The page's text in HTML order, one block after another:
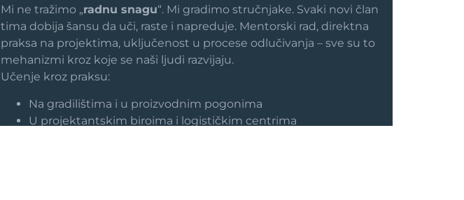
Mi ne tražimo „radnu snagu“. Mi gradimo stručnjake. Svaki novi član
tima dobija šansu da uči, raste i napreduje. Mentorski rad, direktna
praksa na projektima, uključenost u procese odlučivanja – sve su to
mehanizmi kroz koje se naši ljudi razvijaju.
Učenje kroz praksu:
Na gradilištima i u proizvodnim pogonima
U projektantskim biroima i logističkim centrima